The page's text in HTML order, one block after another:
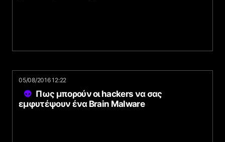
05/08/2016 12:22
Πως μπορούν οι hackers να σας
εμφυτέψουν ένα Brain Malware